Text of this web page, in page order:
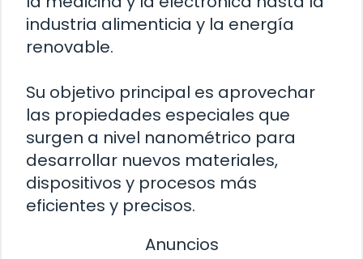
industria alimenticia y la energía
renovable.
Su objetivo principal es aprovechar
las propiedades especiales que
surgen a nivel nanométrico para
desarrollar nuevos materiales,
dispositivos y procesos más
eficientes y precisos.
Anuncios